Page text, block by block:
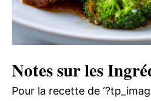
Notes sur les
Pour la recette de